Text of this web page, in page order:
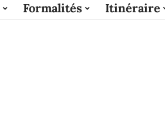
Formalités Itinéraire